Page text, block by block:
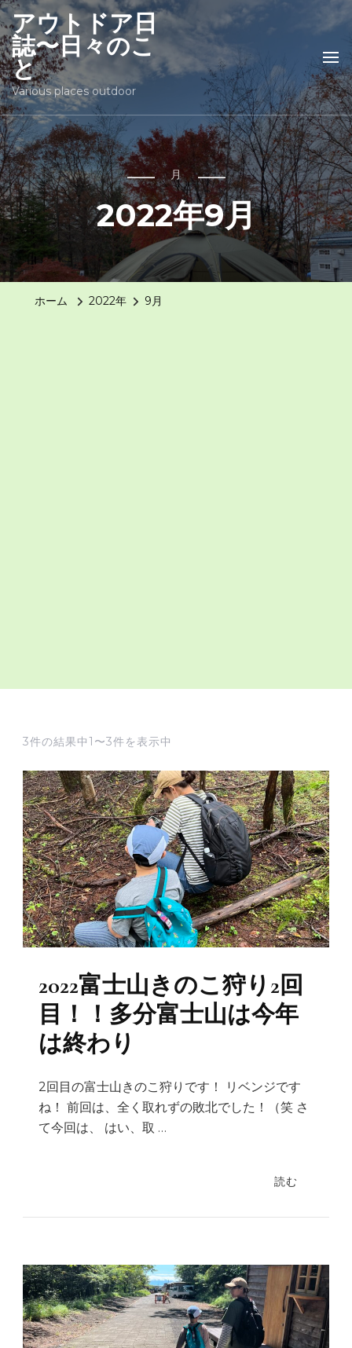
アウトドア日
誌〜日々のこ
と
Various places outdoor
月
2022年9月
ホーム 2022年 9月
3件の結果中1〜3件を表示中
2022富士山きのこ狩り2回
目！！多分富士山は今年
は終わり
2回目の富士山きのこ狩りです！ リベンジです
ね！ 前回は、全く取れずの敗北でした！（笑 さ
て今回は、 はい、取 …
読む